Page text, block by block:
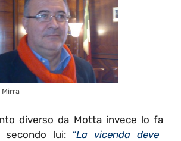
Mirra
diverso da Motta invece lo fa
secondo lui: “La vicenda deve